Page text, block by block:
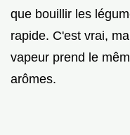
que bouillir les
rapide. C'est vrai,
vapeur prend le
arômes.